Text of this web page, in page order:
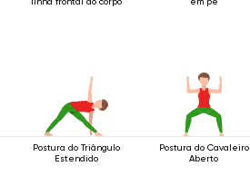
Postura do Triângulo
Estendido
Postura do Cavaleiro
Aberto